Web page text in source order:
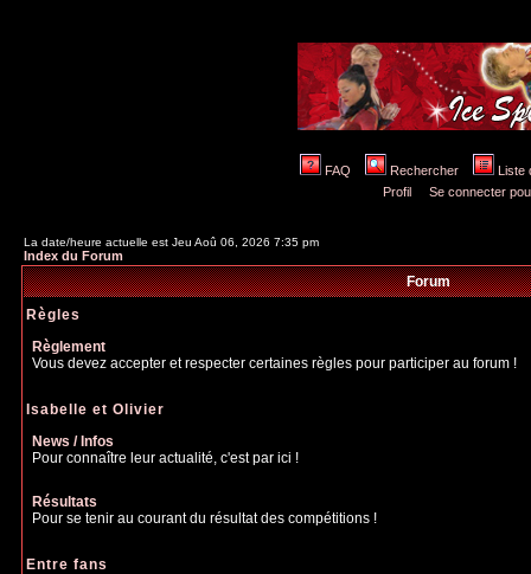
FAQ Rechercher
Liste
Profil
Se connecter
La date/heure actuelle est Jeu Aoû 06, 2026 7:35 pm
Index du Forum
Forum
Règles
Règlement
Vous devez accepter et respecter certaines règles pour participer au forum !
Isabelle et Olivier
News / Infos
Pour connaître leur actualité, c'est par ici !
Résultats
Pour se tenir au courant du résultat des compétitions !
Entre fans